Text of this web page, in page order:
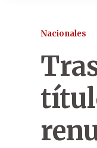
Nacionales